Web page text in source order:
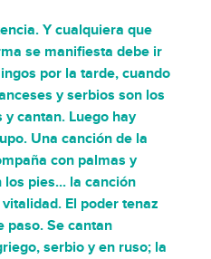
Y cualquiera que
se manifiesta debe ir
por la tarde, cuando
y serbios son los
cantan. Luego hay
Una canción de la
con palmas y
pies... la canción
El poder tenaz
paso. Se cantan
serbio y en ruso; la